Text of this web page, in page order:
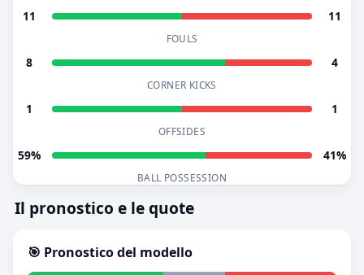
11 11
FOULS
8 4
CORNER KICKS
1 1
OFFSIDES
59% 41%
BALL POSSESSION
Il pronostico e le quote
🎯 Pronostico del modello